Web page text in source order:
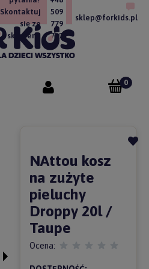
Skontaktuj
się ze
sklepem!
509
779
757
sklep@forkids.pl
NAttou kosz
na zużyte
pieluchy
Droppy 20l /
Taupe
Ocena: